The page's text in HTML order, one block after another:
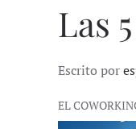
Las
Escrito por
EL